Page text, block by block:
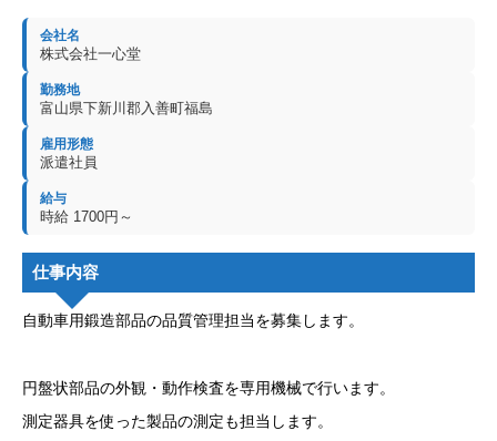
会社名
株式会社一心堂
勤務地
富山県下新川郡入善町福島
雇用形態
派遣社員
給与
時給 1700円～
仕事内容
自動車用鍛造部品の品質管理担当を募集します。
円盤状部品の外観・動作検査を専用機械で行います。
測定器具を使った製品の測定も担当します。